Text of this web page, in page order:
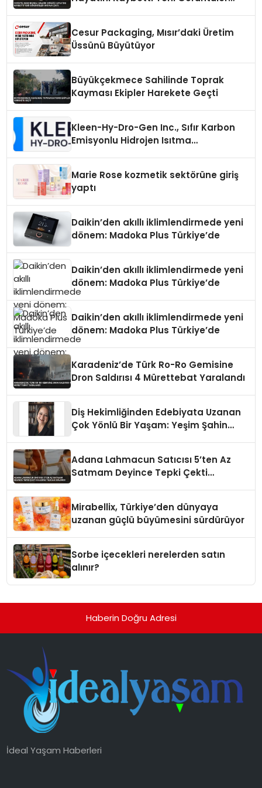
Cesur Packaging, Mısır’daki Üretim
Üssünü Büyütüyor
Büyükçekmece Sahilinde Toprak
Kayması Ekipler Harekete Geçti
Kleen-Hy-Dro-Gen Inc., Sıfır Karbon
Emisyonlu Hidrojen Isıtma
Marie Rose kozmetik sektörüne giriş
yaptı
Daikin’den akıllı iklimlendirmede yeni
dönem: Madoka Plus Türkiye’de
Daikin’den akıllı iklimlendirmede yeni
dönem: Madoka Plus Türkiye’de
Daikin’den akıllı iklimlendirmede yeni
dönem: Madoka Plus Türkiye’de
Karadeniz’de Türk Ro-Ro Gemisine
Dron Saldırısı 4 Mürettebat Yaralandı
Diş Hekimliğinden Edebiyata Uzanan
Çok Yönlü Bir Yaşam: Yeşim Şahin
Adana Lahmacun Satıcısı 5’ten Az
Satmam Deyince Tepki Çekti
Mirabellix, Türkiye’den dünyaya
uzanan güçlü büyümesini sürdürüyor
Sorbe içecekleri nerelerden satın
alınır?
Haberin Doğru Adresi
İdeal Yaşam Haberleri